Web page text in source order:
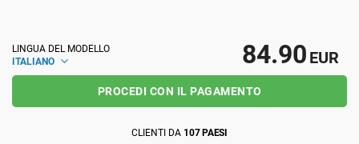
AS9100
Settore Automotive
Laboratori
LINGUA DEL MODELLO
ITALIANO
84.90 EUR
PROCEDI CON IL PAGAMENTO
CLIENTI DA 107 PAESI